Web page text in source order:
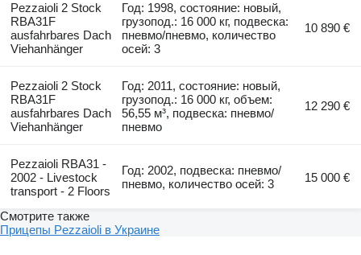
Pezzaioli 2 Stock
RBA31F
ausfahrbares Dach
Viehanhänger
Год: 1998, состояние: новый,
грузопод.: 16 000 кг, подвеска:
пневмо/пневмо, количество
осей: 3
10 890 €
Pezzaioli 2 Stock
RBA31F
ausfahrbares Dach
Viehanhänger
Год: 2011, состояние: новый,
грузопод.: 16 000 кг, объем:
56,55 м³, подвеска: пневмо/
пневмо
12 290 €
Pezzaioli RBA31 -
2002 - Livestock
transport - 2 Floors
Год: 2002, подвеска: пневмо/
пневмо, количество осей: 3
15 000 €
Смотрите также
Прицепы Pezzaioli в Украине